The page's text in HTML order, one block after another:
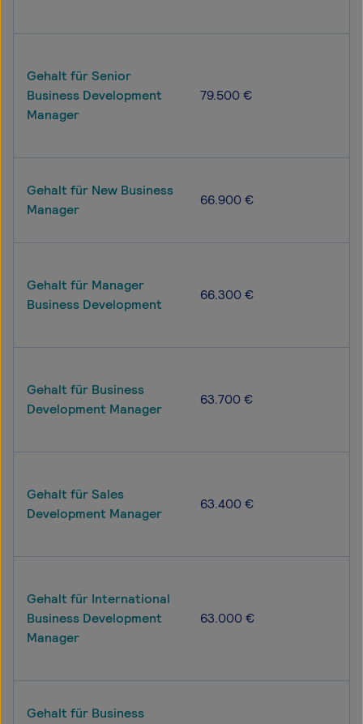
Gehalt für Senior
Business Development
Manager
79.500 €
Gehalt für New Business
Manager
66.900 €
Gehalt für Manager
Business Development
66.300 €
Gehalt für Business
Development Manager
63.700 €
Gehalt für Sales
Development Manager
63.400 €
Gehalt für International
Business Development
Manager
63.000 €
Gehalt für Business